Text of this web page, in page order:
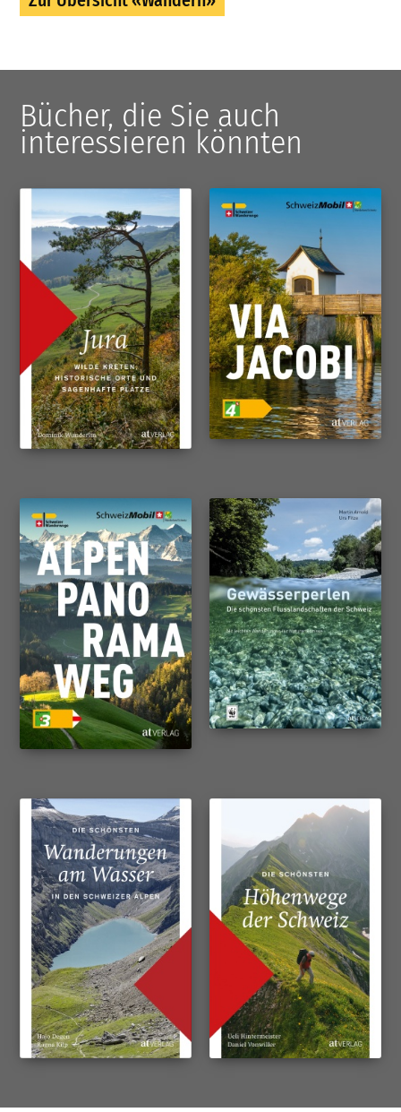
Bücher, die Sie auch
interessieren könnten